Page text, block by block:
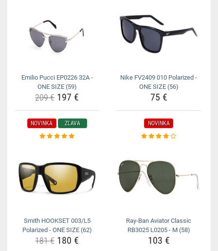
Emilio Pucci EP0226 32A -
ONE SIZE (59)
209 € 197 €
Nike FV2409 010 Polarized -
ONE SIZE (56)
75 €
NOVINKA ZĽAVA
Smith HOOKSET 003/L5
Polarized - ONE SIZE (62)
181 € 180 €
NOVINKA
Ray-Ban Aviator Classic
RB3025 L0205 - M (58)
103 €